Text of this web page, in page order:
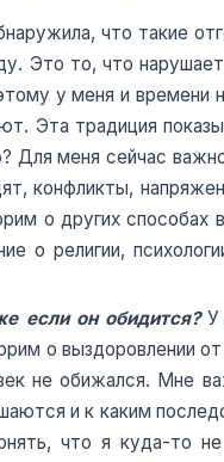
что такие
Это то, что
у меня и времени
Эта традиция
Для меня сейчас
конфликты,
о других способах
о религии,
если он обидится?У
о выздоровлении от
не обижался. Мне
и к каким
что я куда-то